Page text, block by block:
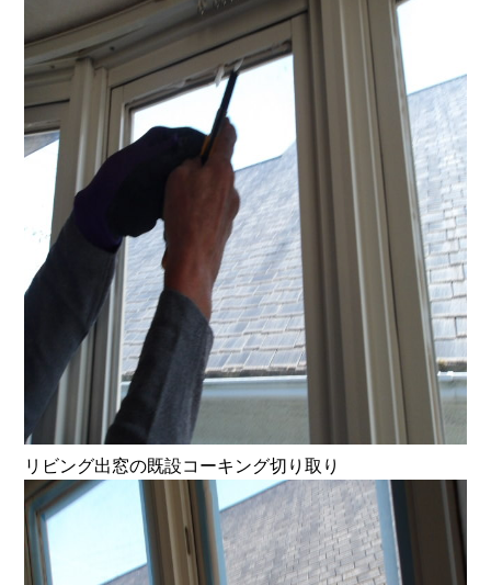
リビング出窓の既設コーキング切り取り